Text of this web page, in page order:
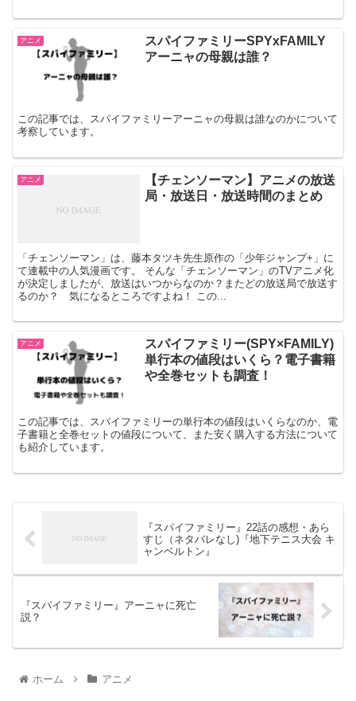
アニメ
スパイファミリーSPYxFAMILY
アーニャの母親は誰？
この記事では、スパイファミリーアーニャの母親は誰なのかについて
考察しています。
アニメ
【チェンソーマン】アニメの放送
局・放送日・放送時間のまとめ
「チェンソーマン」は、藤本タツキ先生原作の「少年ジャンプ+」に
て連載中の人気漫画です。 そんな「チェンソーマン」のTVアニメ化
が決定しましたが、放送はいつからなのか？またどの放送局で放送す
るのか？ 気になるところですよね！ この...
アニメ
スパイファミリー(SPY×FAMILY)
単行本の値段はいくら？電子書籍
や全巻セットも調査！
この記事では、スパイファミリーの単行本の値段はいくらなのか、電
子書籍と全巻セットの値段について、また安く購入する方法について
も紹介しています。
『スパイファミリー』22話の感想・あら
すじ（ネタバレなし)『地下テニス大会 キ
ャンベルトン』
『スパイファミリー』アーニャに死亡
説？
ホーム アニメ